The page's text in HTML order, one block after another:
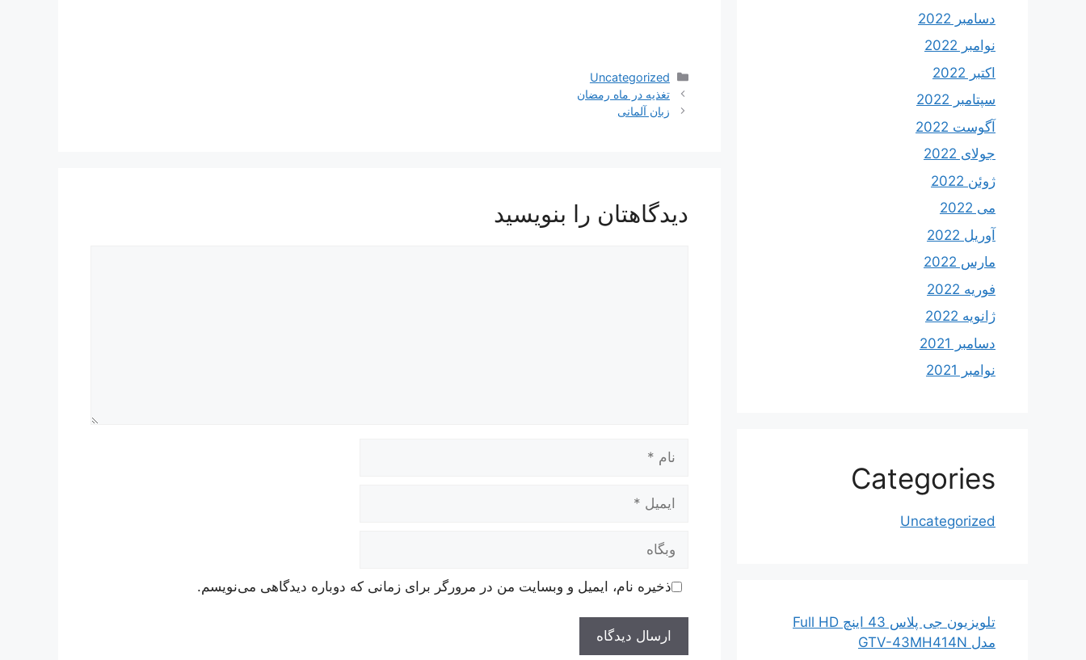
دسته‌ها
Uncategorized
ناوبری
نوشته‌ها
تغذیه در ماه رمضان
زبان آلمانی
دیدگاهتان را بنویسید
وبگاه
ذخیره نام، ایمیل و وبسایت من در مرورگر برای زمانی که دوباره دیدگاهی می‌نویسم.
دسامبر 2022
نوامبر 2022
اکتبر 2022
سپتامبر 2022
آگوست 2022
جولای 2022
ژوئن 2022
می 2022
آوریل 2022
مارس 2022
فوریه 2022
ژانویه 2022
دسامبر 2021
نوامبر 2021
Categories
Uncategorized
تلویزیون جی پلاس 43 اینچ Full HD
مدل GTV-43MH414N